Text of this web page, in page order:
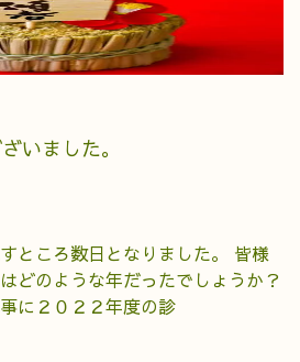
いました。
ところ数日となりました。 皆様
どのような年だったでしょうか？
に２０２２年度の診